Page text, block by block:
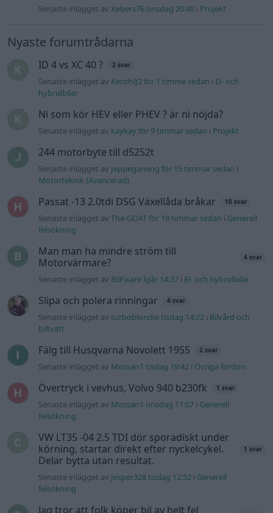
Senaste inlägget avXebers76 onsdag 20:48 i Projekt
Nyaste forumtrådarna
ID 4 vs XC 40 ? 2 svar
Senaste inlägget av KenthIJ2 för 1 timme sedan i El- och
hybridbilar
Ni som kör HEV eller PHEV ? är ni nöjda?
Senaste inlägget av kaykay för 9 timmar sedan i Projekt
244 motorbyte till d5252t
Senaste inlägget av Jeppegaming för 15 timmar sedan i
Motorteknik (Avancerad)
Passat -13 2.0tdi DSG Växellåda bråkar 10 svar
Senaste inlägget avThe-GOAT för 19 timmar sedan i Generell
felsökning
Man man ha mindre ström till
Motorvärmare?
4 svar
Senaste inlägget av BilFixare Igår 14:37 i El- och hybridbilar
Slipa och polera rinningar 4 svar
Senaste inlägget avturboblondie tisdag 14:22 i Bilvård och
biltvätt
Fälg till Husqvarna Novolett 1955 2 svar
Senaste inlägget av Mossan1 tisdag 19:42 i Övriga fordon
Övertryck i vevhus, Volvo 940 b230fk 1 svar
Senaste inlägget av Mossan1 onsdag 11:07 i Generell
felsökning
VW LT35 -04 2.5 TDI dör sporadiskt under
körning, startar direkt efter nyckelcykel.
Delar bytta utan resultat.
1 svar
Senaste inlägget av Jesper328 tisdag 12:52 i Generell
felsökning
Jag tror att folk köper bil av helt fel